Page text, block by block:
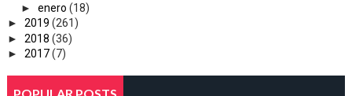
► enero (18)
► 2019 (261)
► 2018 (36)
► 2017(7)